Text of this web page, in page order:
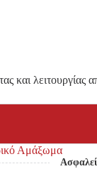
και λειτουργίας
Αμάξωμα